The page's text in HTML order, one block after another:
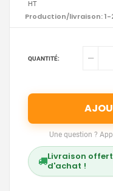
Production/livraison:
HT
QUANTITÉ:
Une question ?
Livraison
d'achat !